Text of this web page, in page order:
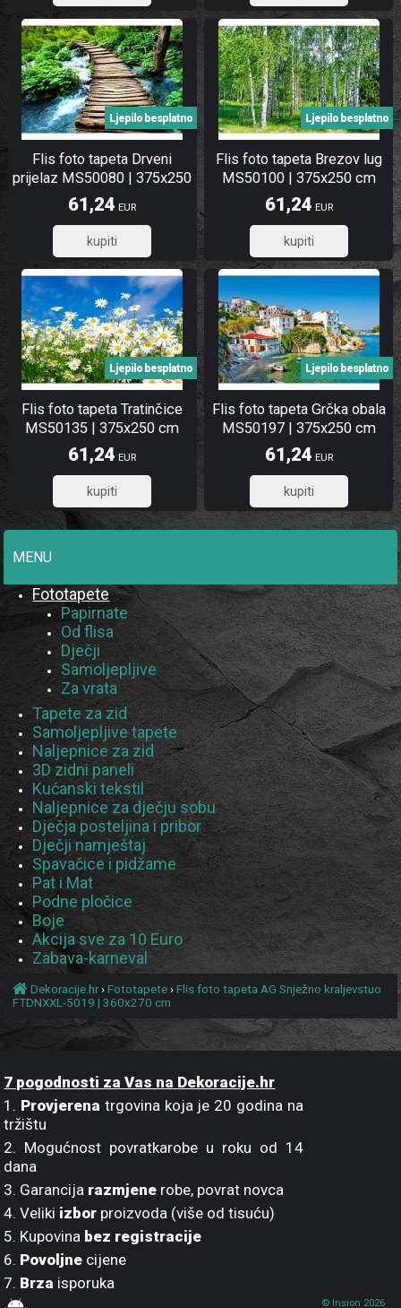
Flis foto tapeta Drveni
prijelaz MS50080 | 375x250
cm
Ljepilo besplatno
61,24 EUR
48,99
Flis foto tapeta Brezov lug
MS50100 | 375x250 cm
Ljepilo besplatno
61,24 EUR
48,99
Flis foto tapeta Tratinčice
MS50135 | 375x250 cm
Ljepilo besplatno
61,24 EUR
48,99
Flis foto tapeta Grčka obala
MS50197 | 375x250 cm
Ljepilo besplatno
61,24 EUR
48,99
MENU
Fototapete
Papirnate
Od flisa
Dječji
Samoljepljive
Za vrata
Tapete za zid
Samoljepljive tapete
Naljepnice za zid
3D zidni paneli
Kućanski tekstil
Naljepnice za dječju sobu
Dječja posteljina i pribor
Dječji namještaj
Spavačice i pidžame
Pat i Mat
Podne pločice
Boje
Akcija sve za 10 Euro
Zabava-karneval
Dekoracije.hr›Fototapete ›Flis foto tapeta AG Snježno kraljevstuo
FTDNXXL-5019 | 360x270 cm
7 pogodnosti za Vas na Dekoracije.hr
1. Provjerena trgovina koja je 20 godina na
tržištu
2. Mogućnost povratkarobe u roku od 14
dana
3. Garancija razmjene robe, povrat novca
4. Veliki izbor proizvoda (više od tisuću)
5. Kupovina bez registracije
6. Povoljne cijene
7. Brza isporuka
© Insion 2026